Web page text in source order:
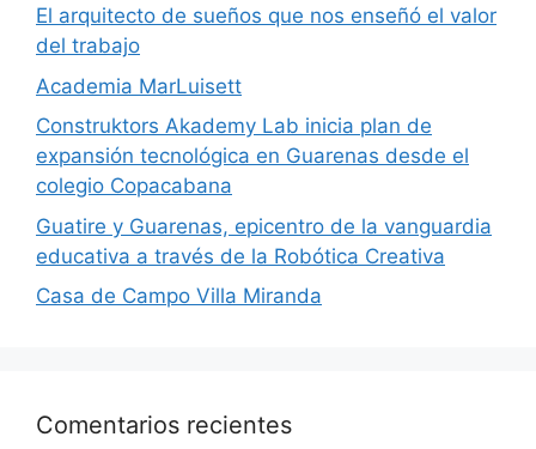
El arquitecto de sueños que nos enseñó el valor
del trabajo
Academia MarLuisett
Construktors Akademy Lab inicia plan de
expansión tecnológica en Guarenas desde el
colegio Copacabana
Guatire y Guarenas, epicentro de la vanguardia
educativa a través de la Robótica Creativa
Casa de Campo Villa Miranda
Comentarios recientes